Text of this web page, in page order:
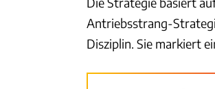
Antriebsstrang-
Disziplin. Sie markiert